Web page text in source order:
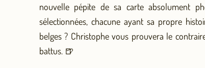
nouvelle pépite de sa carte absolument
sélectionnées, chacune ayant sa propre
belges ? Christophe vous prouvera le
battus. 🍺